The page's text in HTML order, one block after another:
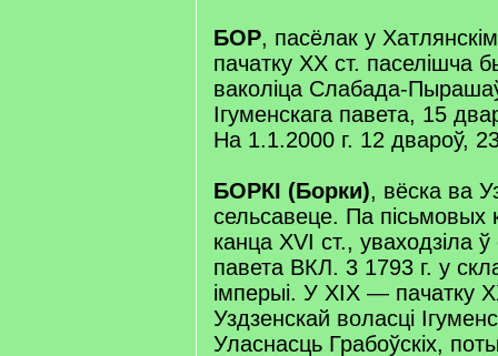
БОР, пасёлак у
пачатку XX ст. паселішча
ваколіца Слабада-
Ігуменскага павета, 15
На 1.1.2000 г. 12 двароў,
БОРКІ (Борки), вёска ва
сельсавеце. Па пісьмовых
канца XVI ст., уваходзіла
павета ВКЛ. 3 1793 г. у
імперыі. У XIX — пачатку
Уздзенскай воласці
Уласнасць Грабоўскіх,